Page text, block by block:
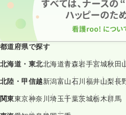
都道府県で探す
北海道・東北北海道青森岩手宮城秋田
北陸・甲信越新潟富山石川福井山梨長
関東東京神奈川埼玉千葉茨城栃木群馬